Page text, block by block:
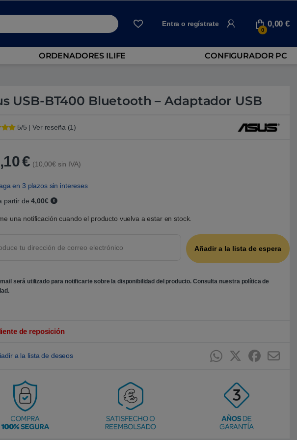
Entra o regístrate
0
0,00€
ORDENADORES ILIFE CONFIGURADOR PC
USB-BT400 Bluetooth – Adaptador USB
de
5/5 | Ver reseña (1)
,10€ (10,00€ sin IVA)
en 3 plazos sin intereses
partir de4,00€
una notificación cuando el producto vuelva a estar en stock.
será utilizado para notificarte sobre la disponibilidad del producto. Consulta nuestra política de
.
de reposición
a la lista de deseos